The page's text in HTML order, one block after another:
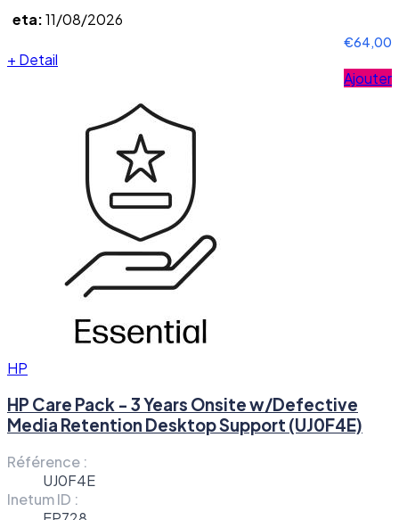
eta:11/08/2026
€64,00
+ Detail
Ajouter
HP
HP Care Pack - 3 Years Onsite w/Defective
Media Retention Desktop Support (UJ0F4E)
Référence :
UJ0F4E
Inetum ID :